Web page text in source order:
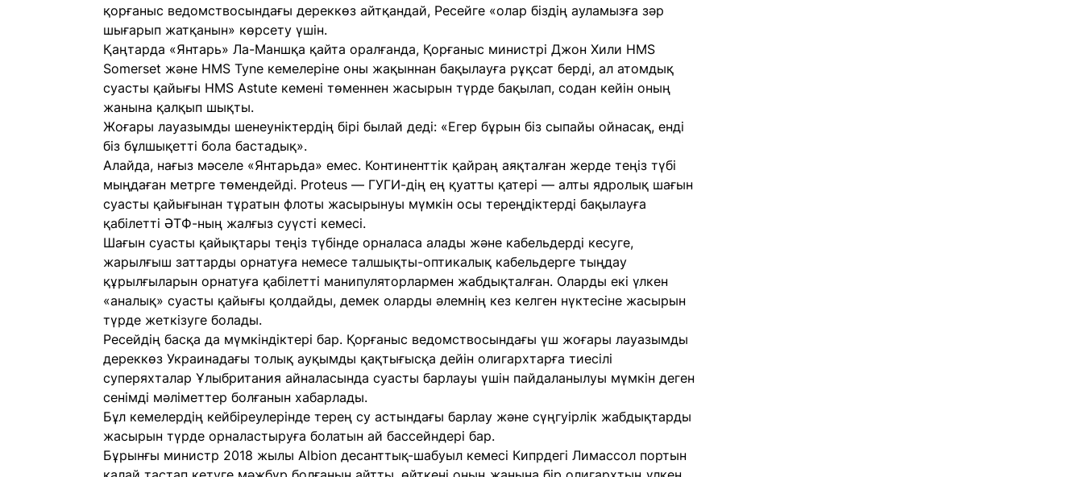
қорғаныс ведомствосындағы дереккөз айтқандай, Ресейге «олар біздің ауламызға зәр
шығарып жатқанын» көрсету үшін.
Қаңтарда «Янтарь» Ла-Маншқа қайта оралғанда, Қорғаныс министрі Джон Хили HMS
Somerset және HMS Tyne кемелеріне оны жақыннан бақылауға рұқсат берді, ал атомдық
суасты қайығы HMS Astute кемені төменнен жасырын түрде бақылап, содан кейін оның
жанына қалқып шықты.
Жоғары лауазымды шенеуніктердің бірі былай деді: «Егер бұрын біз сыпайы ойнасақ, енді
біз бұлшықетті бола бастадық».
Алайда, нағыз мәселе «Янтарьда» емес. Континенттік қайраң аяқталған жерде теңіз түбі
мыңдаған метрге төмендейді. Proteus — ГУГИ-дің ең қуатты қатері — алты ядролық шағын
суасты қайығынан тұратын флоты жасырынуы мүмкін осы тереңдіктерді бақылауға
қабілетті ӘТФ-ның жалғыз суүсті кемесі.
Шағын суасты қайықтары теңіз түбінде орналаса алады және кабельдерді кесуге,
жарылғыш заттарды орнатуға немесе талшықты-оптикалық кабельдерге тыңдау
құрылғыларын орнатуға қабілетті манипуляторлармен жабдықталған. Оларды екі үлкен
«аналық» суасты қайығы қолдайды, демек оларды әлемнің кез келген нүктесіне жасырын
түрде жеткізуге болады.
Ресейдің басқа да мүмкіндіктері бар. Қорғаныс ведомствосындағы үш жоғары лауазымды
дереккөз Украинадағы толық ауқымды қақтығысқа дейін олигархтарға тиесілі
суперяхталар Ұлыбритания айналасында суасты барлауы үшін пайдаланылуы мүмкін деген
сенімді мәліметтер болғанын хабарлады.
Бұл кемелердің кейбіреулерінде терең су астындағы барлау және сүңгуірлік жабдықтарды
жасырын түрде орналастыруға болатын ай бассейндері бар.
Бұрынғы министр 2018 жылы Albion десанттық-шабуыл кемесі Кипрдегі Лимассол портын